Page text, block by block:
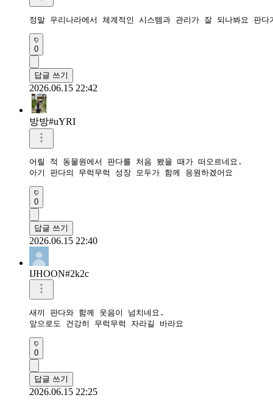
정말 우리나라에서 체계적인 시스템과 관리가 잘 되나봐요 판
0
답글 쓰기
2026.06.15 22:42
방방#uYRI
어릴 적 동물원에서 판다를 처음 봤을 때가 떠오르네요.
아기 판다의 무럭무럭 성장 모두가 함께 응원하겠어요
0
답글 쓰기
2026.06.15 22:40
IJHOON#2k2c
새끼 판다와 함께 웃음이 넘치네요.
앞으로도 건강히 무럭무럭 자라길 바라요
0
답글 쓰기
2026.06.15 22:25